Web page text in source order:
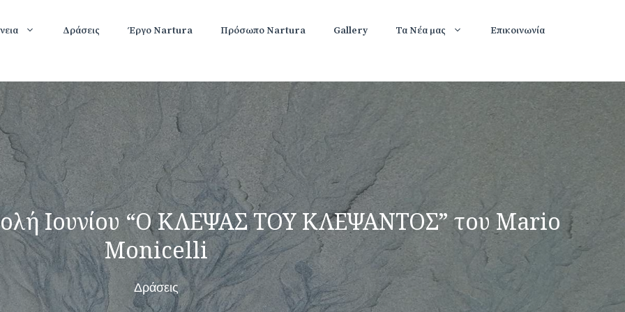
Δράσεις Έργο Nartura Πρόσωπο Nartura Gallery Τα Νέα μας
Επικοινωνία
Ιουνίου “Ο ΚΛΕΨΑΣ ΤΟΥ ΚΛΕΨΑΝΤΟΣ” του Mario
Monicelli
Δράσεις